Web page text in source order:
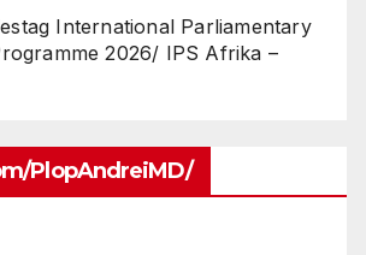
International Parliamentary
2026/ IPS Afrika –
PlopAndreiMD/